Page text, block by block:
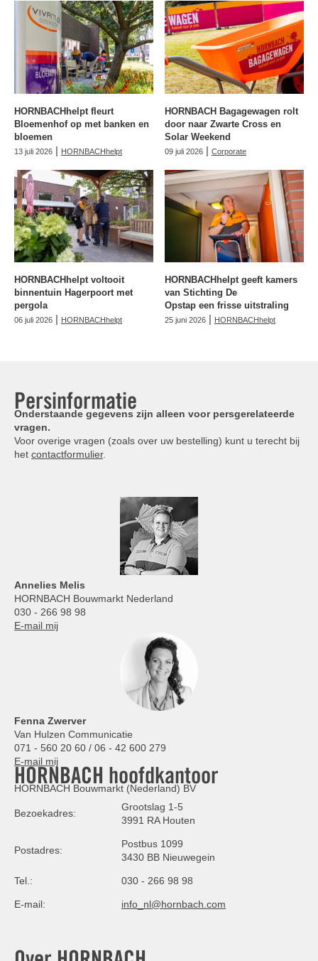
HORNBACHhelpt fleurt
Bloemenhof op met banken en
bloemen
13 juli 2026 | HORNBACHhelpt
HORNBACH Bagagewagen rolt
door naar Zwarte Cross en
Solar Weekend
09 juli 2026 | Corporate
HORNBACHhelpt voltooit
binnentuin Hagerpoort met
pergola
06 juli 2026 | HORNBACHhelpt
HORNBACHhelpt geeft kamers
van Stichting De
Opstap een frisse uitstraling
25 juni 2026 | HORNBACHhelpt
Persinformatie
Onderstaande gegevens zijn alleen voor persgerelateerde
vragen.
Voor overige vragen (zoals over uw bestelling) kunt u terecht bij
het contactformulier.
Annelies Melis
HORNBACH Bouwmarkt Nederland
030 - 266 98 98
E-mail mij
Fenna Zwerver
Van Hulzen Communicatie
071 - 560 20 60 / 06 - 42 600 279
E-mail mij
HORNBACH hoofdkantoor
HORNBACH Bouwmarkt (Nederland) BV
Bezoekadres:
Grootslag 1-5
3991 RA Houten
Postadres:
Postbus 1099
3430 BB Nieuwegein
Tel.: 030 - 266 98 98
E-mail: info_nl@hornbach.com